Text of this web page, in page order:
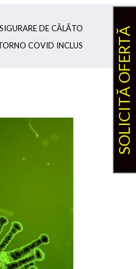
DE CĂLĂTO
COVID INCLUS
SOLICITĂ OFERTĂ